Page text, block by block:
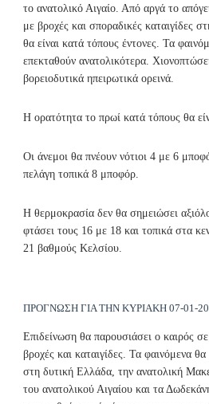
το ανατολικό Αιγαίο. Από αργά το
με βροχές και σποραδικές καταιγίδες
θα είναι κατά τόπους έντονες. Τα
επεκταθούν ανατολικότερα.
βορειοδυτικά ηπειρωτικά ορεινά.
Η ορατότητα το πρωί κατά τόπους θα
Οι άνεμοι θα πνέουν νότιοι 4 με 6
πελάγη τοπικά 8 μποφόρ.
Η θερμοκρασία δεν θα σημειώσει
φτάσει τους 16 με 18 και τοπικά στα
21 βαθμούς Κελσίου.
ΠΡΟΓΝΩΣΗ ΓΙΑ ΤΗΝ ΚΥΡΙΑΚΗ 07-01-
Επιδείνωση θα παρουσιάσει ο καιρός
βροχές και καταιγίδες. Τα φαινόμενα
στη δυτική Ελλάδα, την ανατολική
του ανατολικού Αιγαίου και τα